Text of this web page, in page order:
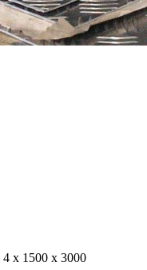
х 1500 х 3000